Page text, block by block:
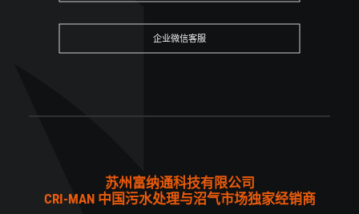
企业微信客服
苏州富纳通科技有限公司
CRI-MAN 中国污水处理与沼气市场独家经销商